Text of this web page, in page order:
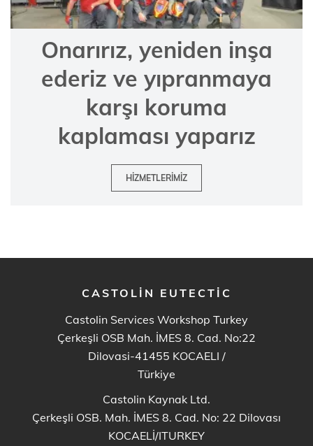
Onarırız, yeniden inşa
ederiz ve yıpranmaya
karşı koruma
kaplaması yaparız
HIZMETLERIMIZ
CASTOLIN EUTECTIC
Castolin Services Workshop Turkey
Çerkeşli OSB Mah. İMES 8. Cad. No:22
Dilovasi-41455 KOCAELI /
Türkiye
Castolin Kaynak Ltd.
Çerkeşli OSB. Mah. İMES 8. Cad. No: 22 Dilovası
KOCAELİ/ITURKEY